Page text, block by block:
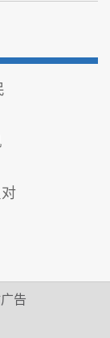
告